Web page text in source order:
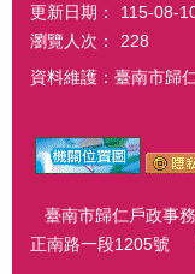
更新日期：
115-08-
瀏覽人次：
228
資料維護：臺南市歸
臺南市歸仁戶政事
正南路一段1205號